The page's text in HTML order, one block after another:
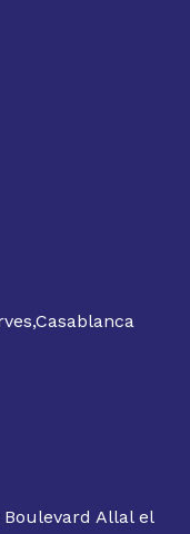
Allal el